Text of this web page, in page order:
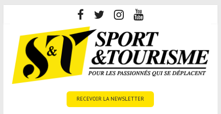
content
RECEVOIR LA NEWSLETTER